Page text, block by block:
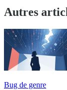
Autres
Bug de genre